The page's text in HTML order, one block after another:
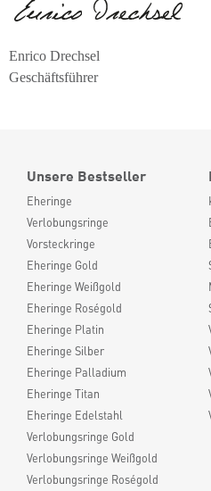
Enrico Drechsel
Geschäftsführer
Unsere Bestseller
Eheringe
Verlobungsringe
Vorsteckringe
Eheringe Gold
Eheringe Weißgold
Eheringe Roségold
Eheringe Platin
Eheringe Silber
Eheringe Palladium
Eheringe Titan
Eheringe Edelstahl
Verlobungsringe Gold
Verlobungsringe Weißgold
Verlobungsringe Roségold